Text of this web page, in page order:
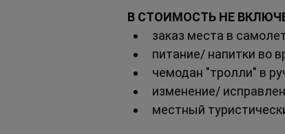
В СТОИМОСТЬ НЕ
заказ места в
питание/ напитки во
чемодан "тролли" в
изменение/
местный